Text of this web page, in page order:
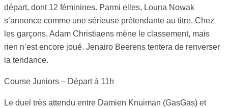
départ, dont 12 féminines. Parmi elles, Louna Nowak
s’annonce comme une sérieuse prétendante au titre. Chez
les garçons, Adam Christiaens mène le classement, mais
rien n’est encore joué. Jenairo Beerens tentera de renverser
la tendance.
Course Juniors – Départ à 11h
Le duel très attendu entre Damien Knuiman (GasGas) et